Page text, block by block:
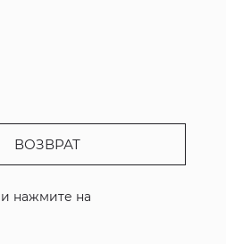
ВОЗВРАТ
и нажмите на